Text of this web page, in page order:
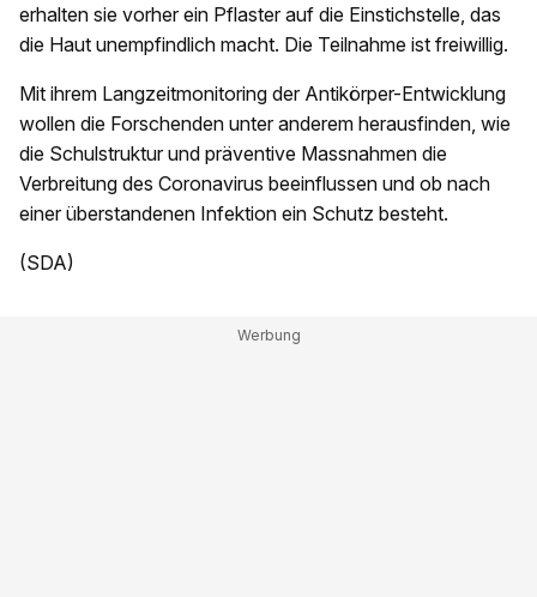
erhalten sie vorher ein Pflaster auf die Einstichstelle, das
die Haut unempfindlich macht. Die Teilnahme ist freiwillig.
Mit ihrem Langzeitmonitoring der Antikörper-Entwicklung
wollen die Forschenden unter anderem herausfinden, wie
die Schulstruktur und präventive Massnahmen die
Verbreitung des Coronavirus beeinflussen und ob nach
einer überstandenen Infektion ein Schutz besteht.
(SDA)